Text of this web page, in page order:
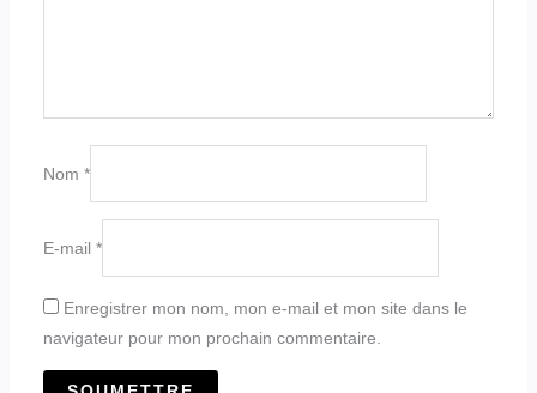
Nom *
E-mail *
Enregistrer mon nom, mon e-mail et mon site dans le
navigateur pour mon prochain commentaire.